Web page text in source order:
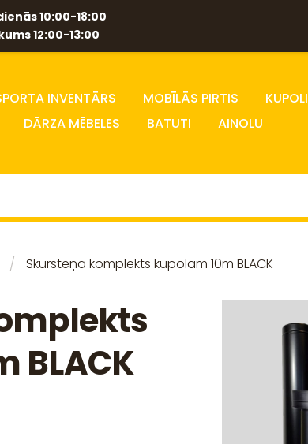
10:00-18:00
12:00-13:00
INVENTĀRS MOBĪLĀS PIRTIS
KUPOLI
DĀRZA MĒBELES BATUTI AINOLU
Skursteņa komplekts kupolam 10m BLACK
BLACK